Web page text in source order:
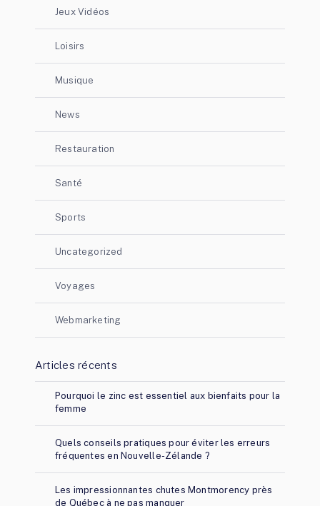
Jeux Vidéos
Loisirs
Musique
News
Restauration
Santé
Sports
Uncategorized
Voyages
Webmarketing
Articles récents
Pourquoi le zinc est essentiel aux bienfaits pour la
femme
Quels conseils pratiques pour éviter les erreurs
fréquentes en Nouvelle-Zélande ?
Les impressionnantes chutes Montmorency près
de Québec à ne pas manquer